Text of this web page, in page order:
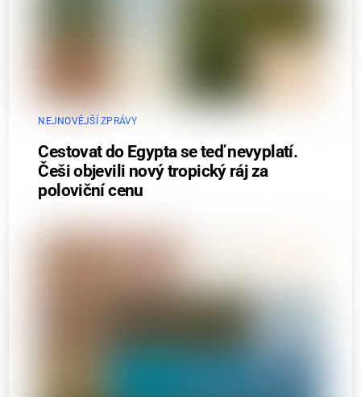
NEJNOVĚJŠÍ ZPRÁVY
Cestovat do Egypta se teď nevyplatí.
Češi objevili nový tropický ráj za
poloviční cenu